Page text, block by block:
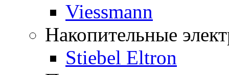
Viessmann
Накопительные
Stiebel Eltron